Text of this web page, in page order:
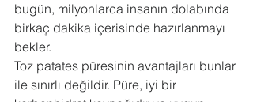
bugün, milyonlarca insanın dolabında
birkaç dakika içerisinde hazırlanmayı
bekler.
Toz patates püresinin avantajları bunlar
ile sınırlı değildir. Püre, iyi bir